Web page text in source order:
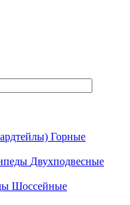
Горные
Двухподвесные
Шоссейные